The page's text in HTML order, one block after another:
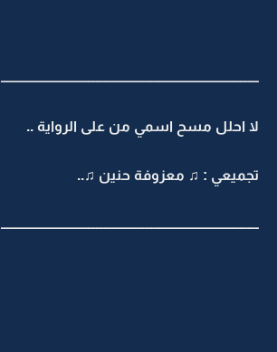
ـــــــــــــــــــــــــــــــــــــــــــــــــــــــــــــــــــــــــــــــــــــــــــــــ
لا احلل مسح اسمي من على الرواية ..
تجميعي : ♫ معزوفة حنين ♫..
ـــــــــــــــــــــــــــــــــــــــــــــــــــــــــــــــــــــــــــــــــــــــــــــــ